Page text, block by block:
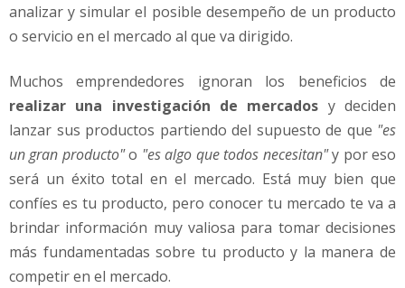
a
c
n
d
e
M
r
c
a
d
analizar y simular el posible desempeño de un producto
o servicio en el mercado al que va dirigido.
Muchos emprendedores ignoran los beneficios de
realizar una investigación de mercados y deciden
lanzar sus productos partiendo del supuesto de que "es
un gran producto"o "es algo que todos necesitan"y por eso
será un éxito total en el mercado. Está muy bien que
confíes es tu producto, pero conocer tu mercado te va a
brindar información muy valiosa para tomar decisiones
más fundamentadas sobre tu producto y la manera de
competir en el mercado.